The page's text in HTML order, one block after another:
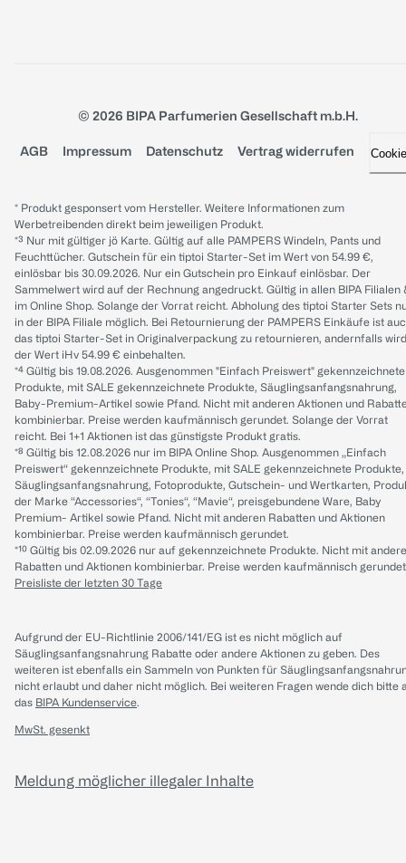
© 2026 BIPA Parfumerien Gesellschaft m.b.H.
AGB Impressum Datenschutz Vertrag widerrufen
* Produkt gesponsert vom Hersteller. Weitere Informationen zum
Werbetreibenden direkt beim jeweiligen Produkt.
*³ Nur mit gültiger jö Karte. Gültig auf alle PAMPERS Windeln, Pants und
Feuchttücher. Gutschein für ein tiptoi Starter-Set im Wert von 54.99 €,
einlösbar bis 30.09.2026. Nur ein Gutschein pro Einkauf einlösbar. Der
Sammelwert wird auf der Rechnung angedruckt. Gültig in allen BIPA Filialen
im Online Shop. Solange der Vorrat reicht. Abholung des tiptoi Starter Sets
in der BIPA Filiale möglich. Bei Retournierung der PAMPERS Einkäufe ist
das tiptoi Starter-Set in Originalverpackung zu retournieren, andernfalls wird
der Wert iHv 54.99 € einbehalten.
*⁴ Gültig bis 19.08.2026. Ausgenommen "Einfach Preiswert" gekennzeichnete
Produkte, mit SALE gekennzeichnete Produkte, Säuglingsanfangsnahrung,
Baby-Premium-Artikel sowie Pfand. Nicht mit anderen Aktionen und
kombinierbar. Preise werden kaufmännisch gerundet. Solange der Vorrat
reicht. Bei 1+1 Aktionen ist das günstigste Produkt gratis.
*⁸ Gültig bis 12.08.2026 nur im BIPA Online Shop. Ausgenommen „Einfach
Preiswert“ gekennzeichnete Produkte, mit SALE gekennzeichnete Produkte,
Säuglingsanfangsnahrung, Fotoprodukte, Gutschein- und Wertkarten,
der Marke “Accessories“, “Tonies“, “Mavie“, preisgebundene Ware, Baby
Premium- Artikel sowie Pfand. Nicht mit anderen Rabatten und Aktionen
kombinierbar. Preise werden kaufmännisch gerundet.
*¹⁰ Gültig bis 02.09.2026 nur auf gekennzeichnete Produkte. Nicht mit
Rabatten und Aktionen kombinierbar. Preise werden kaufmännisch
Preisliste der letzten 30 Tage
Aufgrund der EU-Richtlinie 2006/141/EG ist es nicht möglich auf
Säuglingsanfangsnahrung Rabatte oder andere Aktionen zu geben. Des
weiteren ist ebenfalls ein Sammeln von Punkten für
nicht erlaubt und daher nicht möglich. Bei weiteren Fragen wende dich bitte
das BIPA Kundenservice.
MwSt. gesenkt
Meldung möglicher illegaler Inhalte